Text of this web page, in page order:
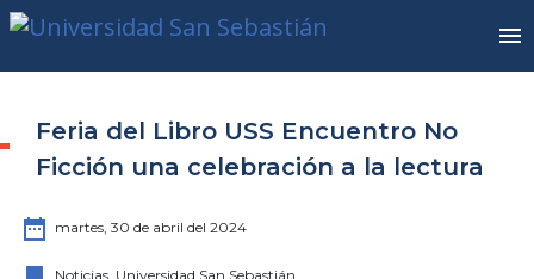
Feria del Libro USS Encuentro No
Ficción una celebración a la lectura
date_range martes, 30 de abril del 2024
Noticias, Universidad San Sebastián